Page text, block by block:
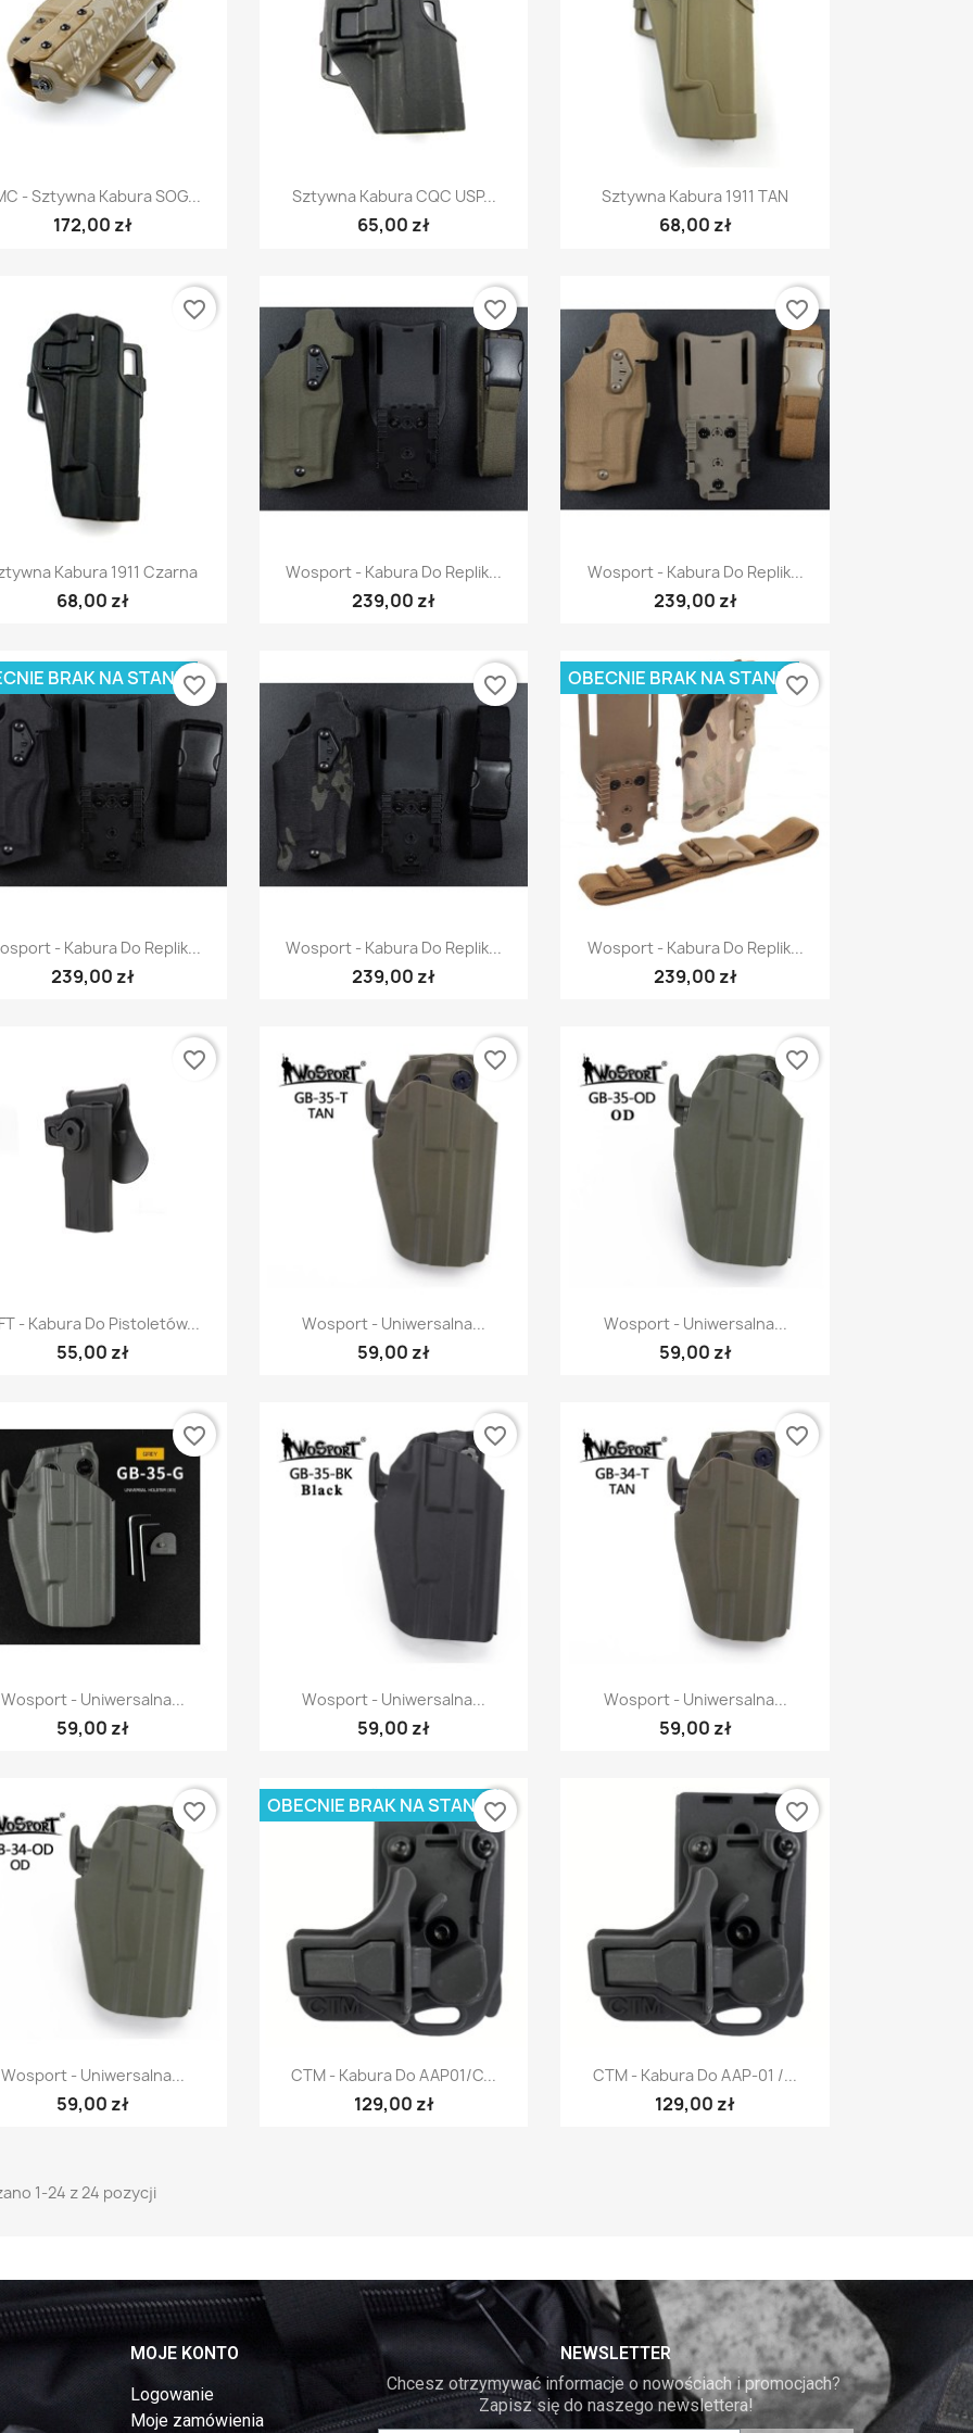
Szybki podgląd
- Sztywna Kabura SOG...
172,00 zł
Szybki podgląd
Sztywna Kabura CQC USP...
65,00 zł
Szybki podgląd
Sztywna Kabura 1911 TAN
68,00 zł
Szybki podgląd
Kabura 1911 Czarna
68,00 zł
favorite_border
Szybki podgląd
Wosport - Kabura Do Replik...
239,00 zł
favorite_border
Szybki podgląd
Wosport - Kabura Do Replik...
239,00 zł
favorite_border
Szybki podgląd
- Kabura Do Replik...
239,00 zł
BRAK NA STANIEfavorite_border
Szybki podgląd
Wosport - Kabura Do Replik...
239,00 zł
favorite_border
Szybki podgląd
Wosport - Kabura Do Replik...
239,00 zł
OBECNIE BRAK NA STANIEfavorite_border
Szybki podgląd
- Kabura Do Pistoletów...
55,00 zł
favorite_border
Szybki podgląd
Wosport - Uniwersalna...
59,00 zł
favorite_border
Szybki podgląd
Wosport - Uniwersalna...
59,00 zł
favorite_border
Szybki podgląd
Wosport - Uniwersalna...
59,00 zł
favorite_border
Szybki podgląd
Wosport - Uniwersalna...
59,00 zł
favorite_border
Szybki podgląd
Wosport - Uniwersalna...
59,00 zł
favorite_border
Szybki podgląd
Wosport - Uniwersalna...
59,00 zł
favorite_border
Szybki podgląd
CTM - Kabura Do AAP01/C...
129,00 zł
OBECNIE BRAK NA STANIEfavorite_border
Szybki podgląd
CTM - Kabura Do AAP-01 /...
129,00 zł
favorite_border
1-24 z 24 pozycji
MOJE KONTO
Logowanie
Moje zamówienia
NEWSLETTER
Chcesz otrzymywać informacje o nowościach i promocjach?
Zapisz się do naszego newslettera!